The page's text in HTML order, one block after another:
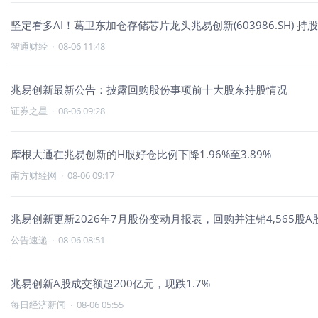
坚定看多AI！葛
智通财经 · 08-06 11:48
兆易创新最新公告：披露回购股份事项前十大股东持股情况
证券之星 · 08-06 09:28
摩根大通在兆易创新的H股好仓比例下降1.96%至3.89%
南方财经网 · 08-06 09:17
兆易创新更新2026年7月股份变动月报表，回购并注销4,565股A
公告速递 · 08-06 08:51
兆易创新A股成交额超200亿元，现跌1.7%
每日经济新闻 · 08-06 05:55